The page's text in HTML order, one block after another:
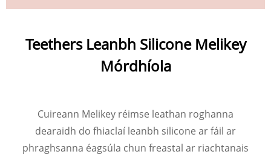
Teethers Leanbh Silicone Melikey
Mórdhíola
Cuireann Melikey réimse leathan roghanna
dearaidh do fhiaclaí leanbh silicone ar fáil ar
phraghsanna éagsúla chun freastal ar riachtanais